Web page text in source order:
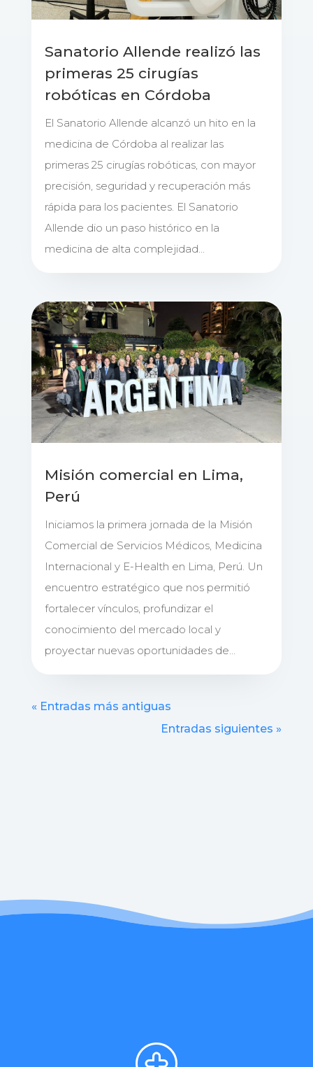
Sanatorio Allende realizó las
primeras 25 cirugías
robóticas en Córdoba
El Sanatorio Allende alcanzó un hito en la
medicina de Córdoba al realizar las
primeras 25 cirugías robóticas, con mayor
precisión, seguridad y recuperación más
rápida para los pacientes. El Sanatorio
Allende dio un paso histórico en la
medicina de alta complejidad...
Misión comercial en Lima,
Perú
Iniciamos la primera jornada de la Misión
Comercial de Servicios Médicos, Medicina
Internacional y E-Health en Lima, Perú. Un
encuentro estratégico que nos permitió
fortalecer vínculos, profundizar el
conocimiento del mercado local y
proyectar nuevas oportunidades de...
« Entradas más antiguas
Entradas siguientes »